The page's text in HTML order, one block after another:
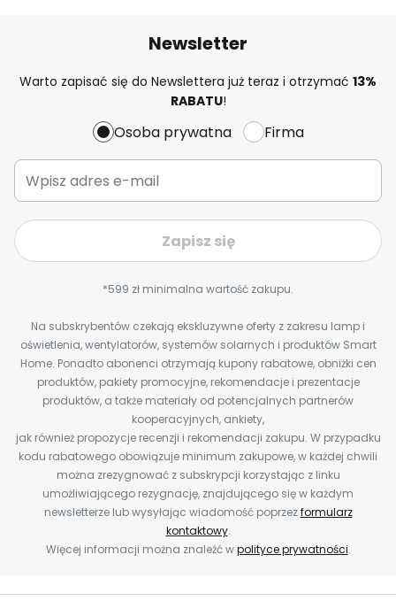
Newsletter
Warto zapisać się do Newslettera już teraz i otrzymać 13%
RABATU!
Osoba prywatna Firma
Zapisz się
*599 zł minimalna wartość zakupu.
Na subskrybentów czekają ekskluzywne oferty z zakresu lamp i
oświetlenia, wentylatorów, systemów solarnych i produktów Smart
Home. Ponadto abonenci otrzymają kupony rabatowe, obniżki cen
produktów, pakiety promocyjne, rekomendacje i prezentacje
produktów, a także materiały od potencjalnych partnerów
kooperacyjnych, ankiety,
jak również propozycje recenzji i rekomendacji zakupu. W przypadku
kodu rabatowego obowiązuje minimum zakupowe, w każdej chwili
można zrezygnować z subskrypcji korzystając z linku
umożliwiającego rezygnację, znajdującego się w każdym
newsletterze lub wysyłając wiadomość poprzezformularz
kontaktowy.
Więcej informacji można znaleźć wpolityce prywatności.